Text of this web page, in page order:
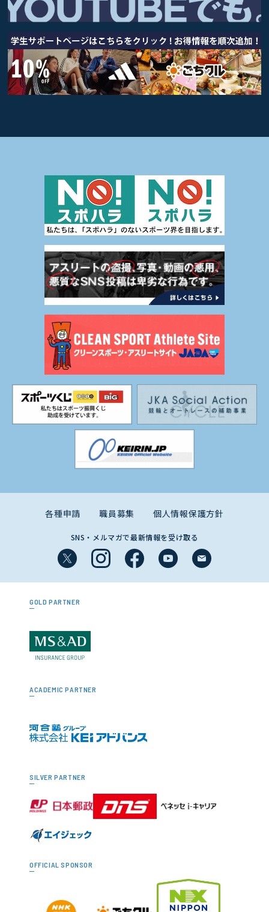
各種申請 職員募集 個人情報保護方針
SNS・メルマガで最新情報を受け取る
GOLD PARTNER
ACADEMIC PARTNER
SILVER PARTNER
OFFICIAL SPONSOR